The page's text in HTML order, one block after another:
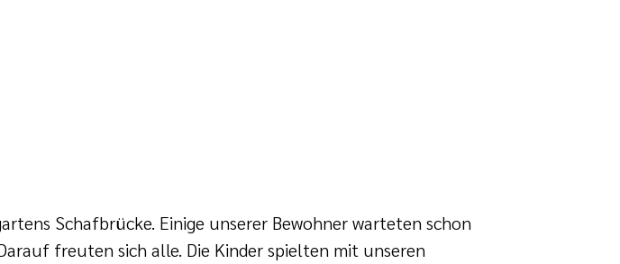
Schafbrücke. Einige unserer Bewohner warteten schon
freuten sich alle. Die Kinder spielten mit unseren